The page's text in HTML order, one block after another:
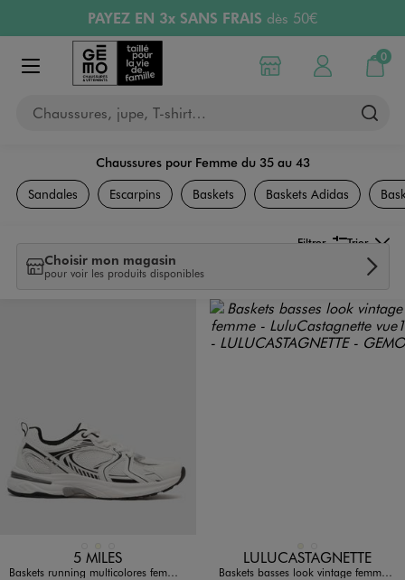
Aller au contenu principal
Aller à la navigationPAYEZ EN 3x SANS FRAIS dès 50€
Retours OFFERTSpendant 30 jours
LIVRAISON OFFERTE
A partir de 40€
Afficher le menu
Chaussures, jupe, T-shirt…
Choisir mon magasin
Mon compte
0
Mon
Chaussures pour Femme du 35 au 43
Chaussures
Sandales Escarpins Baskets Baskets Adidas
Choisir mon magasin
pour voir les produits disponibles
Filtrer Trier
Disponible en 3 coloris
5 MILES
Baskets running multicolores femme - 5 Miles
Disponible en 2 coloris
LULUCASTAGNETTE
Baskets basses look vintage femme - LuluCastagnette